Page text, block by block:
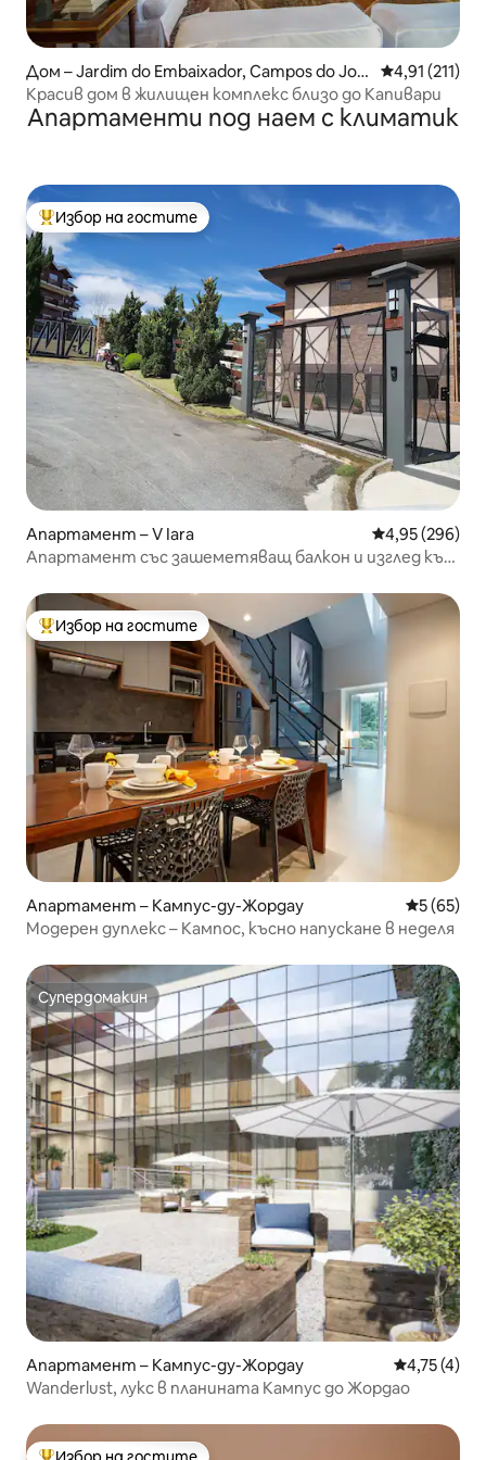
Дом – Jardim do Embaixador, Campos do Jor
dão
Средна
4,91 (211)
Красив дом в жилищен комплекс близо до Капивари
Апартаменти под наем с климатик
Най-популярен избор на гостите
Избор на гостите
Апартамент – V Iara Средна
4,95 (296)
Апартамент със зашеметяващ балкон и изглед към
Най-популярен избор на гостите
Избор на гостите
Апартамент – Кампус-ду-Жордау Средна
5 (65)
Модерен дуплекс – Кампос, късно напускане в неделя
Супердомакин
Супердомакин
Апартамент – Кампус-ду-Жордау Средна
4,75 (4)
Wanderlust, лукс в планината Кампус до Жордао